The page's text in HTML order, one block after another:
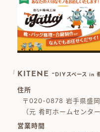
KITENE ~DIYスペース in
住所
〒020-0878 岩手県盛
（元 肴町ホームセンタ
営業時間